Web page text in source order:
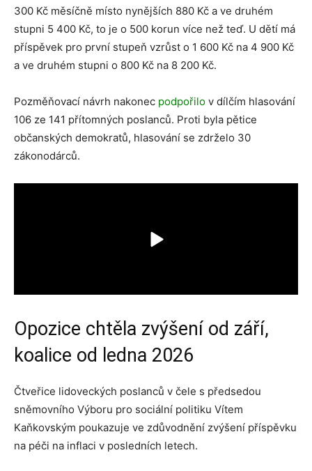
300 Kč měsíčně místo nynějších 880 Kč a ve druhém
stupni 5 400 Kč, to je o 500 korun více než teď. U dětí má
příspěvek pro první stupeň vzrůst o 1 600 Kč na 4 900 Kč
a ve druhém stupni o 800 Kč na 8 200 Kč.
Pozměňovací návrh nakonec podpořilo v dílčím hlasování
106 ze 141 přítomných poslanců. Proti byla pětice
občanských demokratů, hlasování se zdrželo 30
zákonodárců.
Opozice chtěla zvýšení od září,
koalice od ledna 2026
Čtveřice lidoveckých poslanců v čele s předsedou
sněmovního Výboru pro sociální politiku Vítem
Kaňkovským poukazuje ve zdůvodnění zvýšení příspěvku
na péči na inflaci v posledních letech.